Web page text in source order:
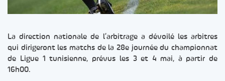
La direction nationale de l’arbitrage a dévoilé les arbitres
qui dirigeront les matchs de la 28e journée du championnat
de Ligue 1 tunisienne, prévus les 3 et 4 mai, à partir de
16h00.